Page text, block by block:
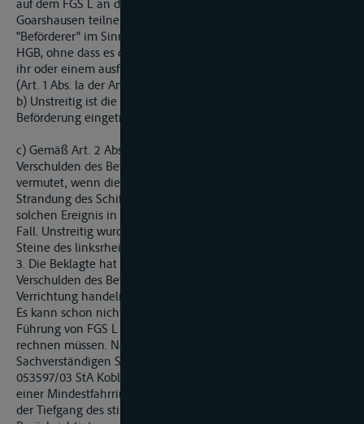
auf dem FGS L an der Fahrt von Rüdesheim nach St.
Goarshausen teilnehmen sollte. Die Beklagte ist deshalb
"Beförderer" im Sinne des Art. 2 Abs. 1 der Anlage zu § 664
HGB, ohne dass es darauf ankommt, ob die Beförderung von
ihr oder einem ausführenden Beförderer durchgeführt wurde
(Art. 1 Abs. la der Anlage zu § 664 HGB).
b) Unstreitig ist die Körperverletzung des Klägers während der
Beförderung eingetreten.
c) Gemäß Art. 2 Abs. 3 der Anlage zu § 664 HGB wird das
Verschulden des Beförderers bis zum Beweis des Gegenteils
vermutet, wenn die Körperverletzung des Reisenden durch
Strandung des Schiffes entstanden ist oder doch mit einem
solchen Ereignis in Zusammenhang steht. Dies ist hier der
Fall. Unstreitig wurde der Kläger verletzt, als FGS L in die
Steine des linksrheinischen Ufers bei RheinKm 554,3 lief.
3. Die Beklagte hat nicht nachgewiesen, der Unfall sei ohne
Verschulden des Beförderers oder seiner in Ausübung ihrer
Verrichtung handelnden Bediensteten zustande gekommen:
Es kann schon nicht als erwiesen angesehen werden, die
Führung von FGS L habe mit einer Grundberührung nicht
rechnen müssen. Nach dem Gutachten des
Sachverständigen S in dem Ermittlungsverfahren 2040 Js
053597/03 StA Koblenz konnte Schiffsführer H von FGS L mit
einer Mindestfahrrinnentiefe von 1,44 m rechnen, während
der Tiefgang des stillliegenden Schiffes bereits 1,30 m betrug.